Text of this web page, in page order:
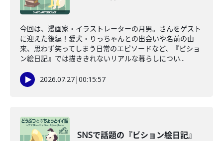
今回は、漫画家・イラストレーターの月男。さんをゲスト
に迎えた後編！愛犬・りっちゃんとの出会いや名前の由
来、思わず笑ってしまう日常のエピソードなど、『ビショ
ン絵日記』では描ききれないリアルな暮らしについ...
2026.07.27|00:15:57
SNSで話題の『ビション絵日記』